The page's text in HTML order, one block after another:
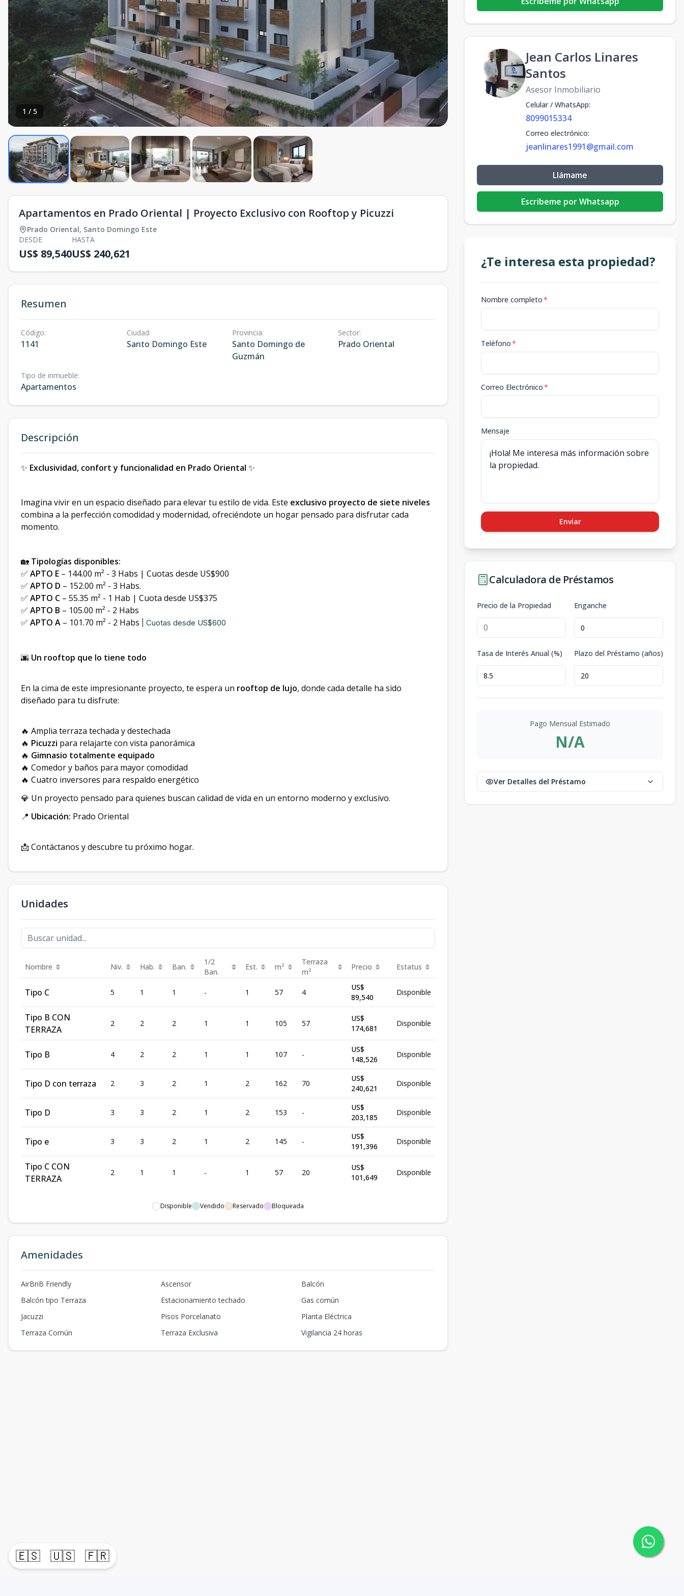
🇪🇸 🇺🇸 🇫🇷
1 / 5
Apartamentos en Prado Oriental | Proyecto Exclusivo con Rooftop y Picuzzi
Prado Oriental, Santo Domingo Este
DESDE
US$ 89,540
HASTA
US$ 240,621
Resumen
Código:
1141
Ciudad:
Santo Domingo Este
Provincia:
Santo Domingo de
Guzmán
Sector:
Prado Oriental
Tipo de inmueble:
Apartamentos
Descripción
✨ Exclusividad, confort y funcionalidad en Prado Oriental ✨
Imagina vivir en un espacio diseñado para elevar tu estilo de vida. Este exclusivo proyecto de siete niveles
combina a la perfección comodidad y modernidad, ofreciéndote un hogar pensado para disfrutar cada
momento.
🏡 Tipologías disponibles:
✅ APTO E – 144.00 m² - 3 Habs | Cuotas desde US$900
✅ APTO D – 152.00 m² - 3 Habs.
✅ APTO C – 55.35 m² - 1 Hab | Cuota desde US$375
✅ APTO B – 105.00 m² - 2 Habs
✅ APTO A – 101.70 m² - 2 Habs | Cuotas desde US$600
🌆 Un rooftop que lo tiene todo
En la cima de este impresionante proyecto, te espera un rooftop de lujo, donde cada detalle ha sido
diseñado para tu disfrute:
🔥 Amplia terraza techada y destechada
🔥 Picuzzi para relajarte con vista panorámica
🔥 Gimnasio totalmente equipado
🔥 Comedor y baños para mayor comodidad
🔥 Cuatro inversores para respaldo energético
💎 Un proyecto pensado para quienes buscan calidad de vida en un entorno moderno y exclusivo.
📍 Ubicación: Prado Oriental
📩 Contáctanos y descubre tu próximo hogar.
Unidades
Nombre Niv. Hab. Ban.
1/2
Ban.
Est. m²
Terraza
m²
Precio Estatus
Tipo C 5 1 1 - 1 57 4
US$
89,540
Disponible
Tipo B CON
TERRAZA
2 2 2 1 1 105 57
US$
174,681
Disponible
Tipo B 4 2 2 1 1 107 -
US$
148,526
Disponible
Tipo D con terraza 2 3 2 1 2 162 70
US$
240,621
Disponible
Tipo D 3 3 2 1 2 153 -
US$
203,185
Disponible
Tipo e 3 3 2 1 2 145 -
US$
191,396
Disponible
Tipo C CON
TERRAZA
2 1 1 - 1 57 20
US$
101,649
Disponible
Disponible Vendido Reservado Bloqueada
Amenidades
AirBnB Friendly Ascensor
Balcón
Balcón tipo Terraza
Estacionamiento techado
Gas común
Jacuzzi
Pisos Porcelanato
Planta Eléctrica
Terraza Común
Terraza Exclusiva Vigilancia 24 horas
Jean Carlos Linares
Santos
Asesor Inmobiliario
Celular / WhatsApp:
8099015334
Correo electrónico:
jeanlinares1991@gmail.com
Llámame
Escribeme por Whatsapp
¿Te interesa esta propiedad?
Nombre completo*
Teléfono*
Correo Electrónico*
Mensaje
Enviar
Calculadora de Préstamos
Precio de la Propiedad Enganche
Tasa de Interés Anual (%) Plazo del Préstamo (años)
Pago Mensual Estimado
N/A
Ver Detalles del Préstamo